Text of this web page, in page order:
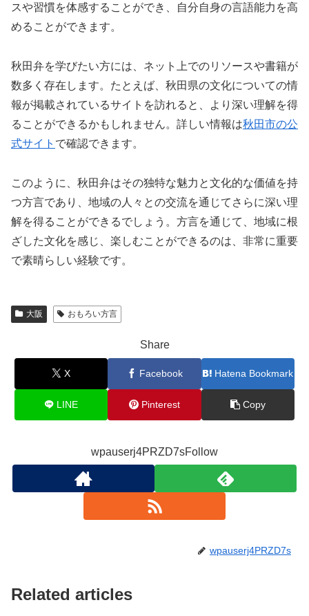
スや習慣を体感することができ、自分自身の言語能力を高
めることができます。
秋田弁を学びたい方には、ネット上でのリソースや書籍が
数多く存在します。たとえば、秋田県の文化についての情
報が掲載されているサイトを訪れると、より深い理解を得
ることができるかもしれません。詳しい情報は秋田市の公
式サイト で確認できます。
このように、秋田弁はその独特な魅力と文化的な価値を持
つ方言であり、地域の人々との交流を通じてさらに深い理
解を得ることができるでしょう。方言を通じて、地域に根
ざした文化を感じ、楽しむことができるのは、非常に重要
で素晴らしい経験です。
大阪 おもろい方言
Share
X Facebook Hatena Bookmark
LINE Pinterest Copy
wpauserj4PRZD7sFollow
wpauserj4PRZD7s
Related articles